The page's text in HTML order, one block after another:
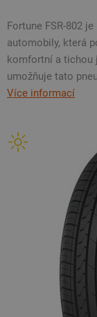
Fortune FSR-802
automobily, která
komfortní a tichou
umožňuje tato
Více informací